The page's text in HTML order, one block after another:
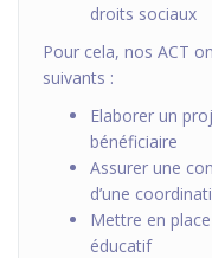
droits sociaux
Pour cela, nos ACT
suivants :
Elaborer un
bénéficiaire
Assurer une
d’une
Mettre en
éducatif